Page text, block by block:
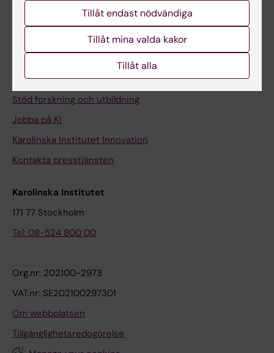
Medarbetarportalen
Universitetsbiblioteket
Stöd forskning och utbildning
Jobba på KI
Karolinska Institutet Innovation
Kontakta presstjänsten
Karolinska Institutet
171 77 Stockholm
Tel: 08-524 800 00
Org.nr: 202100-2973
VAT.nr: SE202100297301
Om webbplatsen
Tillgänglighetsredogörelse
Tillåt endast nödvändiga
Tillåt mina valda kakor
Tillåt alla